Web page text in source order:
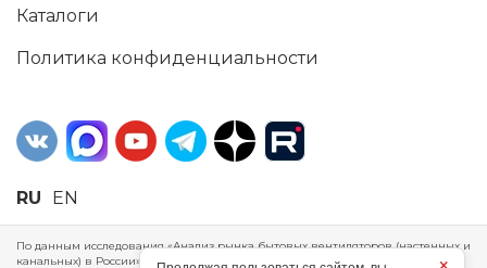
Каталоги
Политика конфиденциальности
RU EN
По данным исследования «Анализ рынка бытовых вентиляторов (настенных и
канальных) в России», проведенного Агентством маркетинговых